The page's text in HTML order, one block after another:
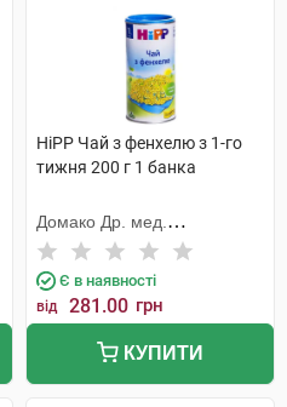
HiPP Чай з фенхелю з 1-го
тижня 200 г 1 банка
Домако Др. мед.
Ауфдермаур АГ
Є в наявності
від 281.00 грн
КУПИТИ